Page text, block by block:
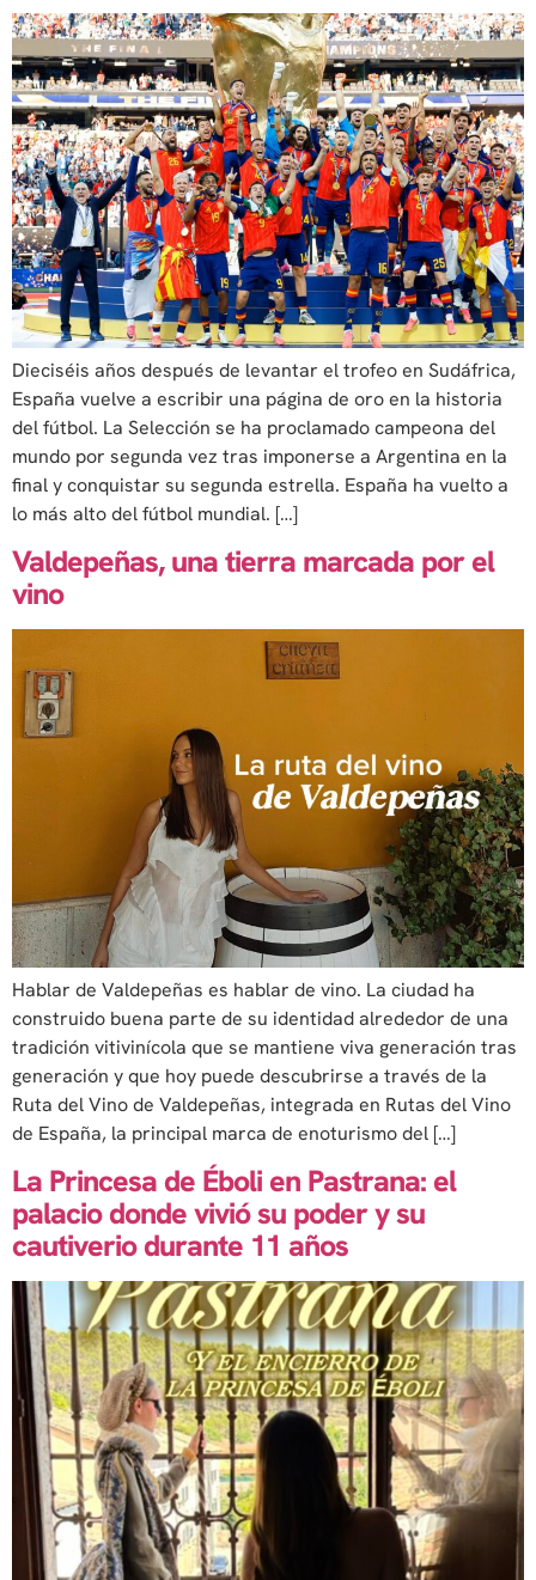
Dieciséis años después de levantar el trofeo en Sudáfrica,
España vuelve a escribir una página de oro en la historia
del fútbol. La Selección se ha proclamado campeona del
mundo por segunda vez tras imponerse a Argentina en la
final y conquistar su segunda estrella. España ha vuelto a
lo más alto del fútbol mundial. […]
Valdepeñas, una tierra marcada por el
vino
Hablar de Valdepeñas es hablar de vino. La ciudad ha
construido buena parte de su identidad alrededor de una
tradición vitivinícola que se mantiene viva generación tras
generación y que hoy puede descubrirse a través de la
Ruta del Vino de Valdepeñas, integrada en Rutas del Vino
de España, la principal marca de enoturismo del […]
La Princesa de Éboli en Pastrana: el
palacio donde vivió su poder y su
cautiverio durante 11 años